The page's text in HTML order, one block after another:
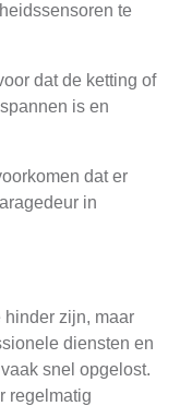
te
dat de ketting of
is en
dat er
in
hinder zijn, maar
diensten en
snel opgelost.
regelmatig